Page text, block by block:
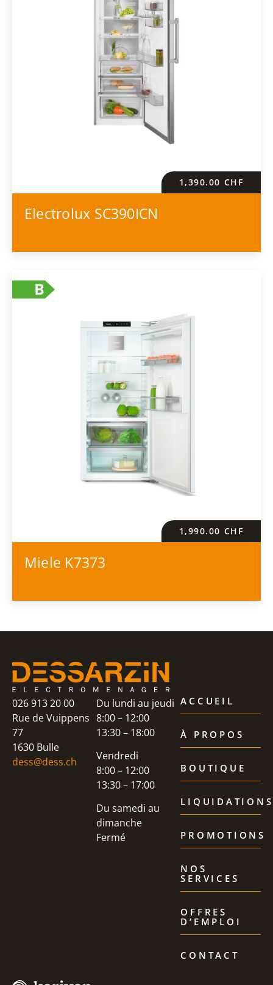
1,390.00 CHF
Electrolux SC390ICN
1,990.00 CHF
Miele K7373
026 913 20 00
Rue de Vuippens
77
1630 Bulle
dess@dess.ch
Du lundi au jeudi
8:00 – 12:00
13:30 – 18:00
Vendredi
8:00 – 12:00
13:30 – 17:00
Du samedi au
dimanche
Fermé
ACCUEIL
À PROPOS
BOUTIQUE
LIQUIDATIONS
PROMOTIONS
NOS
SERVICES
OFFRES
D’EMPLOI
CONTACT